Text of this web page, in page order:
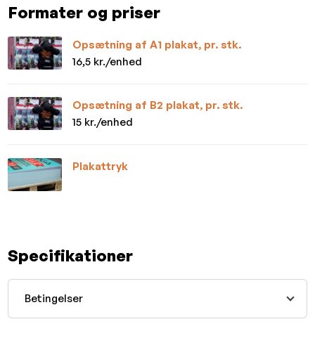
Formater og priser
Opsætning af A1 plakat, pr. stk.
16,5 kr./enhed
Opsætning af B2 plakat, pr. stk.
15 kr./enhed
Plakattryk
Specifikationer
Betingelser